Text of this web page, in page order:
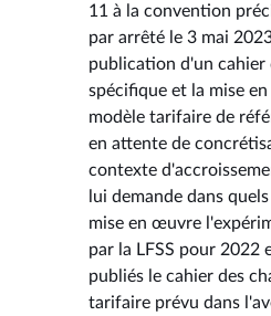
11 à la convention
par arrêté le 3 mai
publication d'un cahier
spécifique et la mise
modèle tarifaire de
en attente de
contexte
lui demande dans
mise en œuvre
par la LFSS pour 2022
publiés le cahier des
tarifaire prévu dans